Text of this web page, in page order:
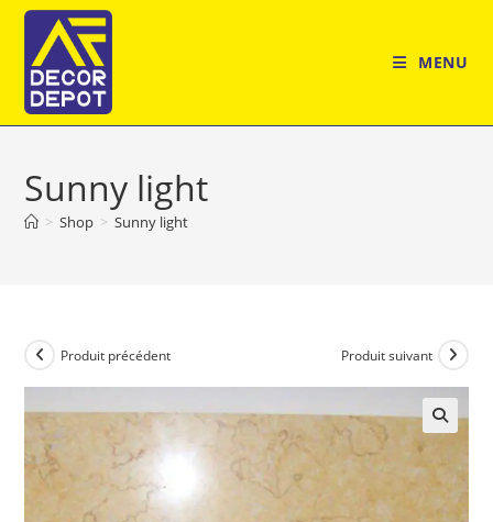
Skip
content
MENU
Sunny light
> Shop > Sunny light
Produit précédent Produit suivant